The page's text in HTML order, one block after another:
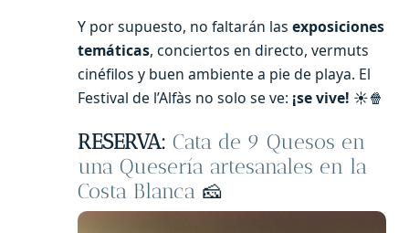
Y por supuesto, no faltarán las exposiciones
temáticas, conciertos en directo, vermuts
cinéfilos y buen ambiente a pie de playa. El
Festival de l’Alfàs no solo se ve: ¡se vive! ☀️🍿
RESERVA: Cata de 9 Quesos en
una Quesería artesanales en la
Costa Blanca 🧀